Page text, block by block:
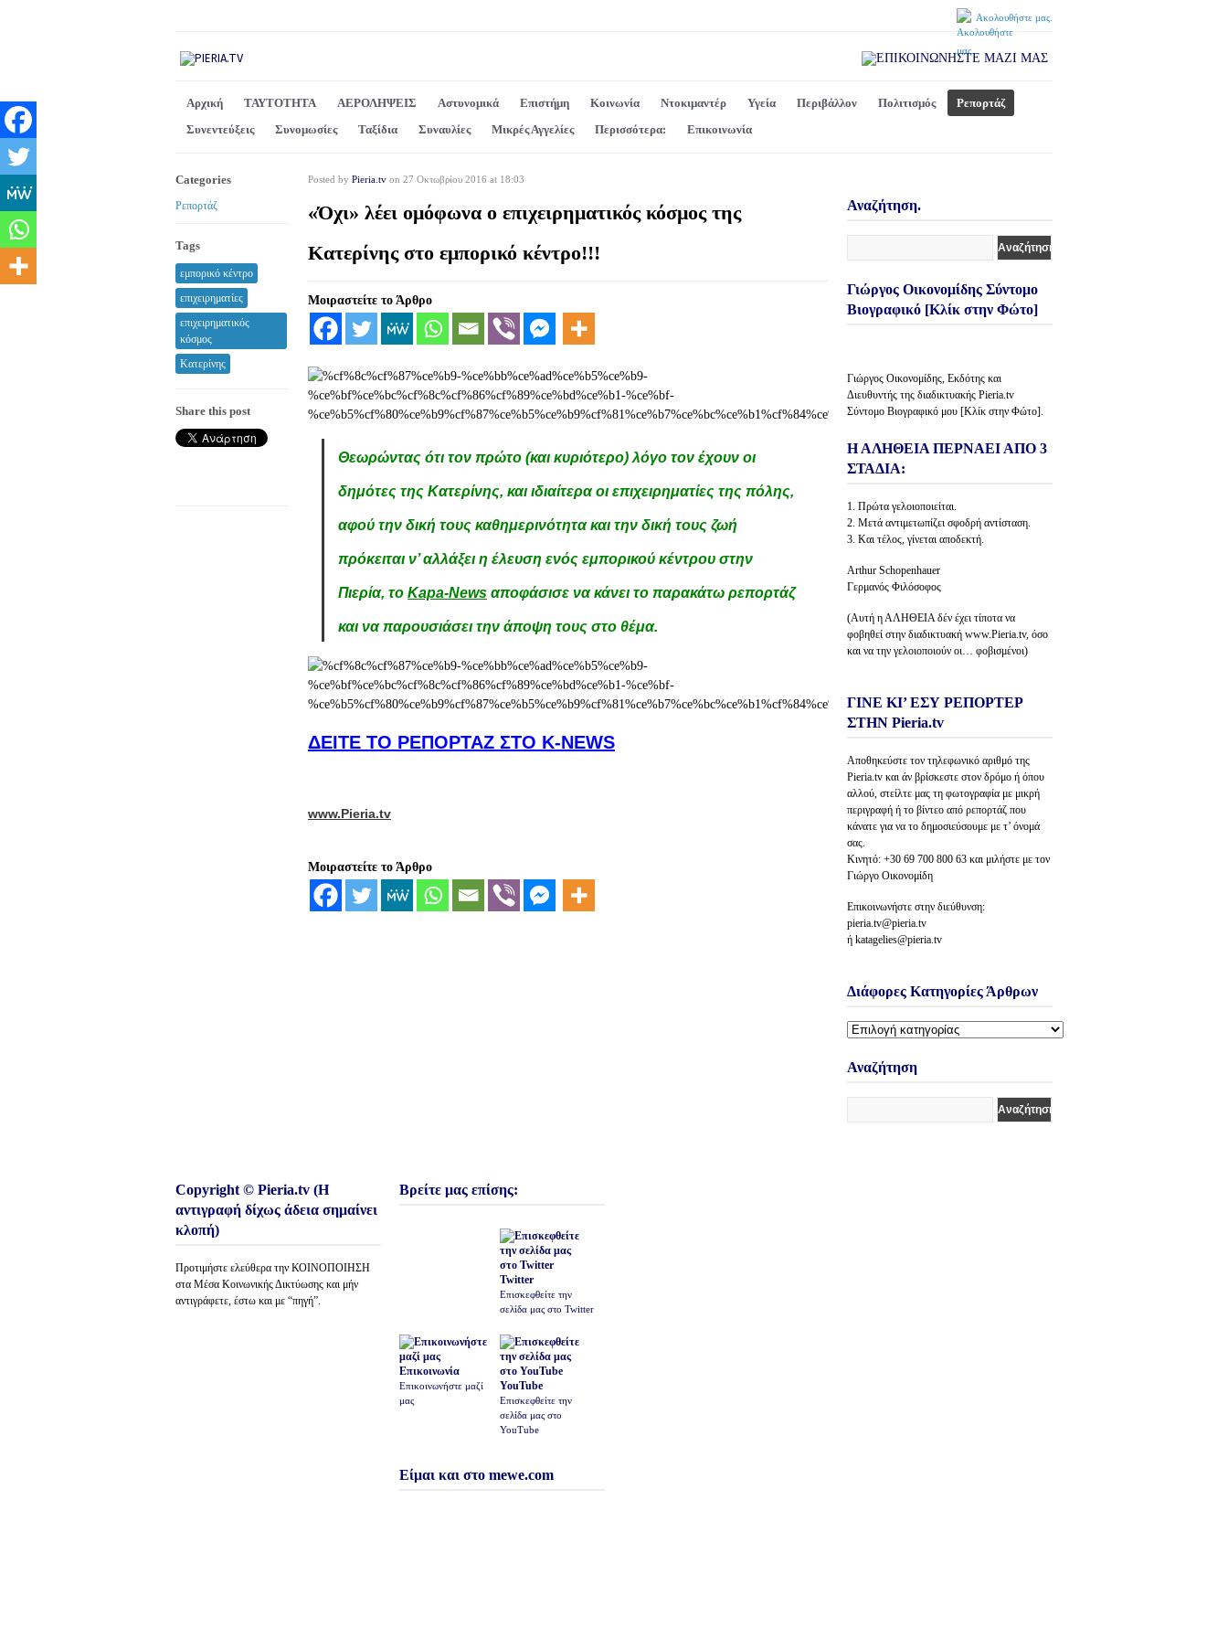
Ακολουθήστε μας.
Αρχική ΤΑΥΤΟΤΗΤΑ ΑΕΡΟΛΗΨΕΙΣ Αστυνομικά Επιστήμη Κοινωνία Ντοκιμαντέρ Υγεία Περιβάλλον Πολιτισμός
Ρεπορτάζ
Συνεντεύξεις
Συνομωσίες Ταξίδια Συναυλίες Μικρές Αγγελίες Περισσότερα: Επικοινωνία
Categories
Ρεπορτάζ
Tags
εμπορικό κέντρο
επιχειρηματίες
επιχειρηματικός
κόσμος
Κατερίνης
Share this post
Posted by Pieria.tv on 27 Οκτωβρίου 2016 at 18:03
«Όχι» λέει ομόφωνα ο επιχειρηματικός κόσμος της
Κατερίνης στο εμπορικό κέντρο!!!
Μοιραστείτε το Άρθρο
Θεωρώντας ότι τον πρώτο (και κυριότερο) λόγο τον έχουν οι
δημότες της Κατερίνης, και ιδιαίτερα οι επιχειρηματίες της πόλης,
αφού την δική τους καθημερινότητα και την δική τους ζωή
πρόκειται ν’ αλλάξει η έλευση ενός εμπορικού κέντρου στην
Πιερία, το Kapa-News αποφάσισε να κάνει το παρακάτω ρεπορτάζ
και να παρουσιάσει την άποψη τους στο θέμα.
ΔΕΙΤΕ ΤΟ ΡΕΠΟΡΤΑΖ ΣΤΟ K-NEWS
www.Pieria.tv
Μοιραστείτε το Άρθρο
Αναζήτηση.
Γιώργος Οικονομίδης Σύντομο
Βιογραφικό [Κλίκ στην Φώτο]
Γιώργος Οικονομίδης, Εκδότης και
Διευθυντής της διαδικτυακής Pieria.tv
Σύντομο Βιογραφικό μου [Κλίκ στην Φώτο].
Η ΑΛΗΘΕΙΑ ΠΕΡΝΑΕΙ ΑΠΟ 3
ΣΤΑΔΙΑ:
1. Πρώτα γελοιοποιείται.
2. Μετά αντιμετωπίζει σφοδρή αντίσταση.
3. Και τέλος, γίνεται αποδεκτή.
Arthur Schopenhauer
Γερμανός Φιλόσοφος
(Αυτή η ΑΛΗΘΕΙΑ δέν έχει τίποτα να
φοβηθεί στην διαδικτυακή www.Pieria.tv, όσο
και να την γελοιοποιούν οι… φοβισμένοι)
ΓΙΝΕ ΚΙ’ ΕΣΥ ΡΕΠΟΡΤΕΡ
ΣΤΗΝ Pieria.tv
Αποθηκεύστε τον τηλεφωνικό αριθμό της
Pieria.tv και άν βρίσκεστε στον δρόμο ή όπου
αλλού, στείλτε μας τη φωτογραφία με μικρή
περιγραφή ή το βίντεο από ρεπορτάζ που
κάνατε για να το δημοσιεύσουμε με τ’ όνομά
σας.
Κινητό: +30 69 700 800 63 και μιλήστε με τον
Γιώργο Οικονομίδη
Επικοινωνήστε στην διεύθυνση:
pieria.tv@pieria.tv
ή katagelies@pieria.tv
Διάφορες Κατηγορίες Άρθρων
Διάφορες
Άρθρων
Αναζήτηση
Copyright © Pieria.tv (Η
αντιγραφή δίχως άδεια σημαίνει
κλοπή)
Προτιμήστε ελεύθερα την ΚΟΙΝΟΠΟΙΗΣΗ
στα Μέσα Κοινωνικής Δικτύωσης και μήν
αντιγράφετε, έστω και με “πηγή”.
Βρείτε μας επίσης:
Twitter
Επισκεφθείτε την
σελίδα μας στο Twitter
Επικοινωνία
Επικοινωνήστε μαζί
μας
YouTube
Επισκεφθείτε την
σελίδα μας στο
YouTube
Είμαι και στο mewe.com